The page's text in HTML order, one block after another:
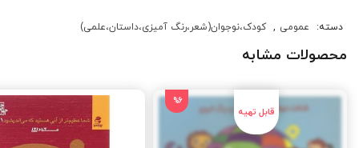
دسته: عمومی , کودک،نوجوان(شعر،رنگ آمیزی،داستان،علمی)
محصولات مشابه